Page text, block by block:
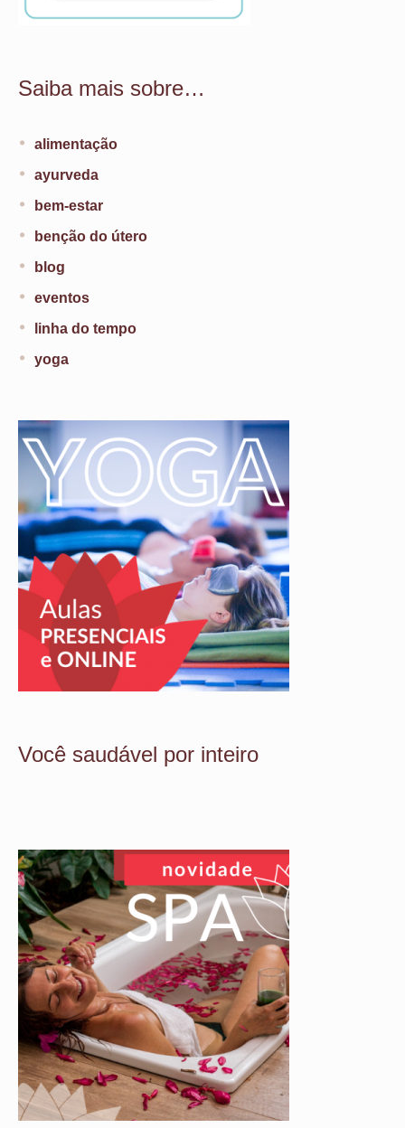
Saiba mais sobre…
alimentação
ayurveda
bem-estar
benção do útero
blog
eventos
linha do tempo
yoga
Você saudável por inteiro